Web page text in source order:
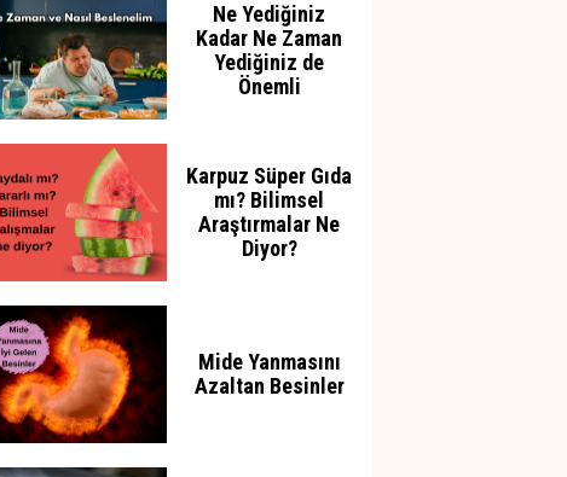
Ne Yediğiniz
Kadar Ne Zaman
Yediğiniz de
Önemli
Karpuz Süper Gıda
mı? Bilimsel
Araştırmalar Ne
Diyor?
Mide Yanmasını
Azaltan Besinler